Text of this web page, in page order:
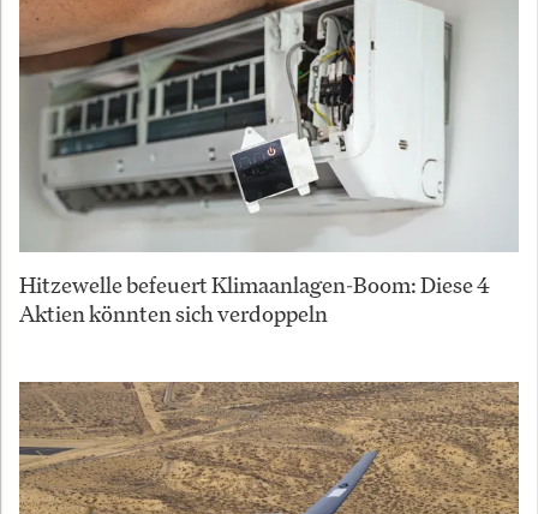
Hitzewelle befeuert Klimaanlagen-Boom: Diese 4
Aktien könnten sich verdoppeln